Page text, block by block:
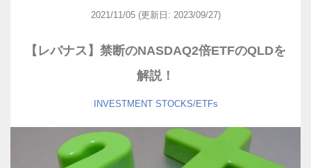
2021/11/05 (更新日: 2023/09/27)
【レバナス】禁断のNASDAQ2倍ETFのQLDを
解説！
INVESTMENT STOCKS/ETFs